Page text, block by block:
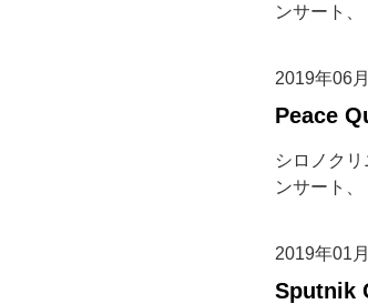
ンサート
2019年06
Peace
シロノク
ンサート
2019年01
Sputnik